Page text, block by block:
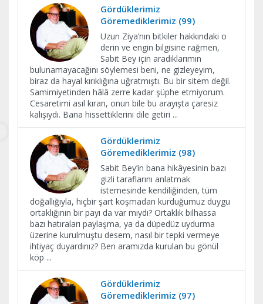
Gördüklerimiz
Göremediklerimiz (99)
Uzun Ziya’nın bitkiler hakkındaki o
derin ve engin bilgisine rağmen,
Sabit Bey için aradıklarımın
bulunamayacağını söylemesi beni, ne gizleyeyim,
biraz da hayal kırıklığına uğratmıştı. Bu bir sitem değil.
Samimiyetinden hâlâ zerre kadar şüphe etmiyorum.
Cesaretimi asıl kıran, onun bile bu arayışta çaresiz
kalışıydı. Bana hissettiklerini dile getiri ...
Gördüklerimiz
Göremediklerimiz (98)
Sabit Bey’in bana hikâyesinin bazı
gizli taraflarını anlatmak
istemesinde kendiliğinden, tüm
doğallığıyla, hiçbir şart koşmadan kurduğumuz duygu
ortaklığının bir payı da var mıydı? Ortaklık bilhassa
bazı hatıraları paylaşma, ya da düpedüz uydurma
üzerine kurulmuştu desem, nasıl bir tepki vermeye
ihtiyaç duyardınız? Ben aramızda kurulan bu gönül
köp ...
Gördüklerimiz
Göremediklerimiz (97)